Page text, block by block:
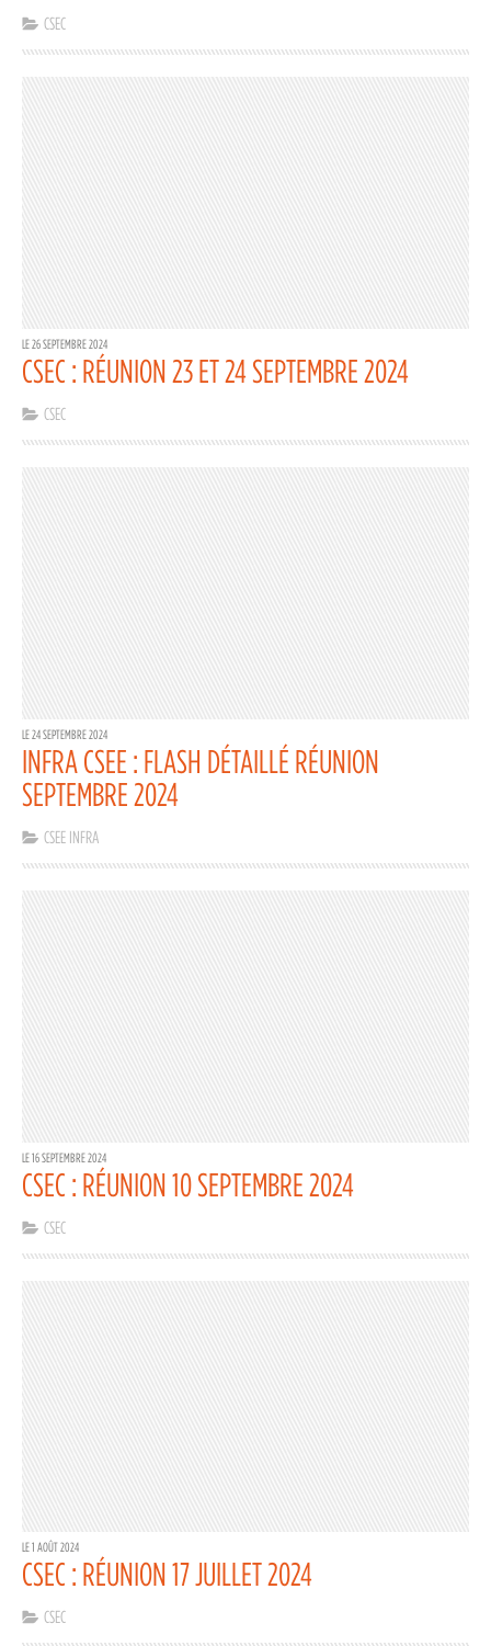
CSEC
LE 26 SEPTEMBRE 2024
CSEC : RÉUNION 23 ET 24 SEPTEMBRE 2024
CSEC
LE 24 SEPTEMBRE 2024
INFRA CSEE : FLASH DÉTAILLÉ RÉUNION
SEPTEMBRE 2024
CSEE INFRA
LE 16 SEPTEMBRE 2024
CSEC : RÉUNION 10 SEPTEMBRE 2024
CSEC
LE 1 AOÛT 2024
CSEC : RÉUNION 17 JUILLET 2024
CSEC